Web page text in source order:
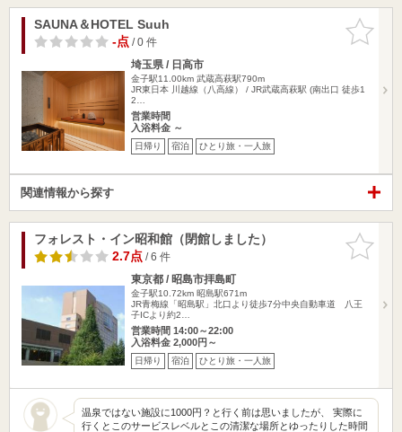
お気に入
りに追加
SAUNA＆HOTEL Suuh
-点/ 0 件
埼玉県 / 日高市
金子駅11.00km 武蔵高萩駅790m
JR東日本 川越線（八高線） / JR武蔵高萩駅 (南出口 徒歩1
2…
営業時間
入浴料金 ～
日帰り 宿泊 ひとり旅・一人旅
関連情報から探す
お気に入
りに追加
フォレスト・イン昭和館（閉館しました）
2.7点/ 6 件
東京都 / 昭島市拝島町
金子駅10.72km 昭島駅671m
JR青梅線「昭島駅」北口より徒歩7分中央自動車道 八王
子ICより約2…
営業時間 14:00～22:00
入浴料金 2,000円～
日帰り 宿泊 ひとり旅・一人旅
温泉ではない施設に1000円？と行く前は思いましたが、 実際に
行くとこのサービスレベルとこの清潔な場所とゆったりした時間